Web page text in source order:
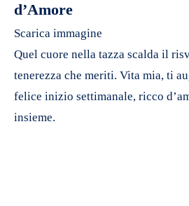
d’Amore
Scarica immagine
Quel cuore nella tazza scalda il
tenerezza che meriti. Vita mia, ti
felice inizio settimanale, ricco
insieme.